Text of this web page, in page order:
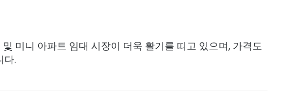
및 미니 아파트 임대 시장이 더욱 활기를 띠고 있으며, 가격도
다.